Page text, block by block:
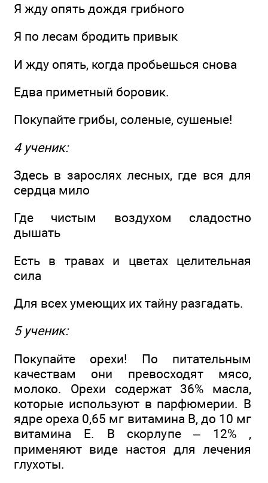
Я жду опять дождя грибного
Я по лесам бродить привык
И жду опять, когда пробьешься снова
Едва приметный боровик.
Покупайте грибы, соленые, сушеные!
4 ученик:
Здесь в зарослях лесных, где вся для
сердца мило
Где чистым воздухом сладостно
дышать
Есть в травах и цветах целительная
сила
Для всех умеющих их тайну разгадать.
5 ученик:
Покупайте орехи! По питательным
качествам они превосходят мясо,
молоко. Орехи содержат 36% масла,
которые используют в парфюмерии. В
ядре ореха 0,65 мг витамина B, до 10 мг
витамина E. В скорлупе – 12% ,
применяют виде настоя для лечения
глухоты.